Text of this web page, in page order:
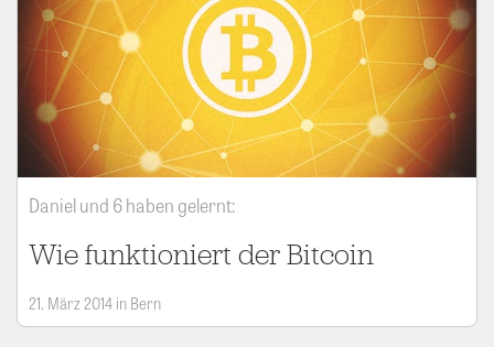
Daniel und 6 haben gelernt:
Wie funktioniert der Bitcoin
21. März 2014 in Bern